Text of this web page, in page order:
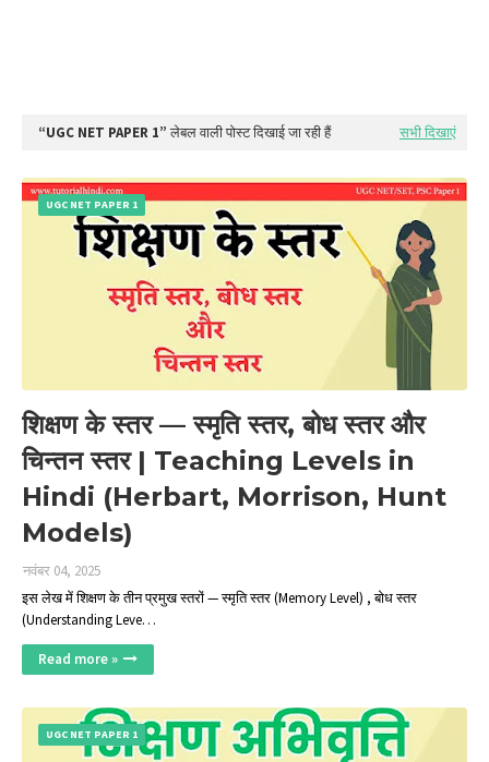
UGC NET PAPER 1 लेबल वाली पोस्ट दिखाई जा रही हैं सभी दिखाएं
UGC NET PAPER 1
शिक्षण के स्तर — स्मृति स्तर, बोध स्तर और
चिन्तन स्तर | Teaching Levels in
Hindi (Herbart, Morrison, Hunt
Models)
नवंबर 04, 2025
इस लेख में शिक्षण के तीन प्रमुख स्तरों — स्मृति स्तर (Memory Level) , बोध स्तर
(Understanding Leve…
Read more »
UGC NET PAPER 1